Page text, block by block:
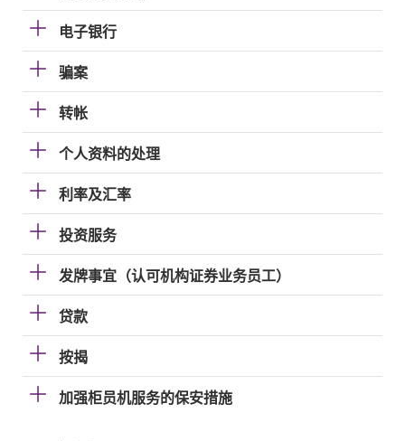
电子银行
骗案
转帐
个人资料的处理
利率及汇率
投资服务
发牌事宜（认可机构证券业务员工）
贷款
按揭
加强柜员机服务的保安措施